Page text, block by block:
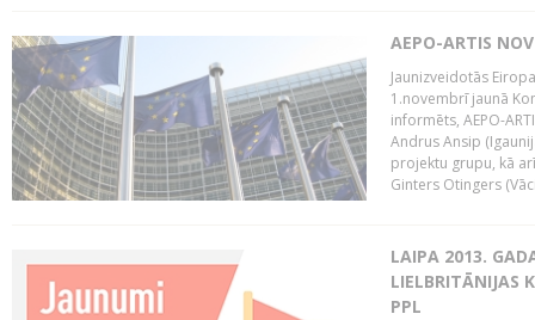
AEPO-ARTIS
Jaunizveidotās
1.novembrī jaunā
informēts, AEPO-
Andrus Ansip
projektu grupu, kā
Ginters Otingers
LAIPA 2013.
LIELBRITĀNIJAS
PPL